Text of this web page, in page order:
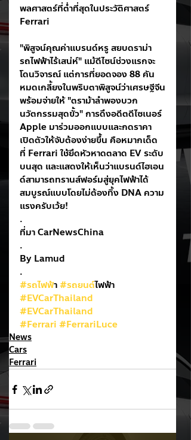
พลศาสตร์ที่ต่ำที่สุดในประวัติศาสตร์
Ferrari
"พิสูจน์คุณค่าแบรนด์หรู สยบดราม่า
รถไฟฟ้าไร้เสน่ห์" แม้ดีไซน์ช่วงแรกจะ
โดนวิจารณ์ แต่การที่ยอดจอง 88 คัน
หมดเกลี้ยงในพริบตาพิสูจน์ว่าเศรษฐีจีน
พร้อมจ่ายให้ "ตราม้าลำพองบวก
นวัตกรรมสุดขั้ว" การดึงอดีตดีไซเนอร์
Apple มาร่วมออกแบบและกดราคา
เปิดตัวให้จับต้องง่ายขึ้น คือหมากเด็ด
ที่ Ferrari ใช้ยึดหัวหาดตลาด EV ระดับ
บนสุด และแสดงให้เห็นว่าแบรนด์ไฮเอน
ด์สามารถทรานส์ฟอร์มสู่ยุคไฟฟ้าได้
สมบูรณ์แบบโดยไม่ต้องทิ้ง DNA ความ
แรงครับเว้ย!
.
ที่มา CarNewsChina
.
By Lamud
.
#รถไฟฟ้า #รถยนต์ไฟฟ้า
#EVCarThailand
#EVCarThailand
#Ferrari #FerrariLuce
News
Cars
Ferrari